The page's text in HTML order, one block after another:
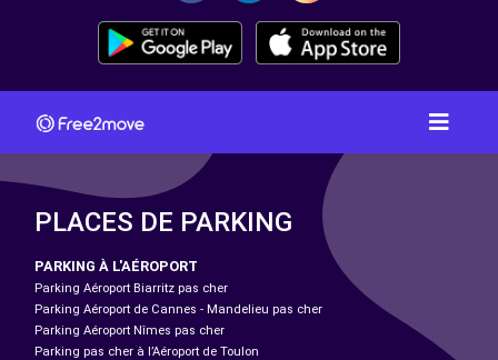
PLACES DE PARKING
PARKING À L'AÉROPORT
Parking Aéroport Biarritz pas cher
Parking Aéroport de Cannes - Mandelieu pas cher
Parking Aéroport Nîmes pas cher
Parking pas cher à l’Aéroport de Toulon